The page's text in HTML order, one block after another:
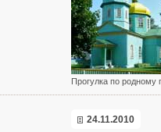
Прогулка по родному
24.11.2010